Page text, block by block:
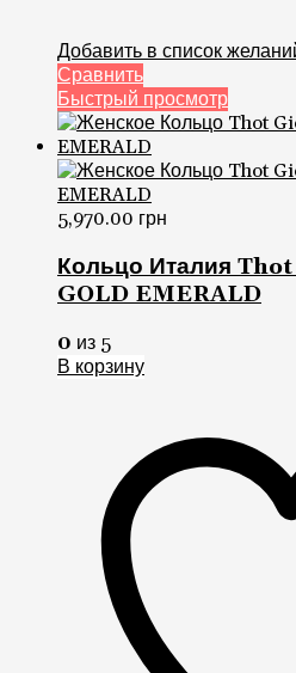
Добавить в список
Сравнить
Быстрый просмотр
5,970.00 грн
Кольцо Италия
GOLD EMERALD
0 из 5
В корзину